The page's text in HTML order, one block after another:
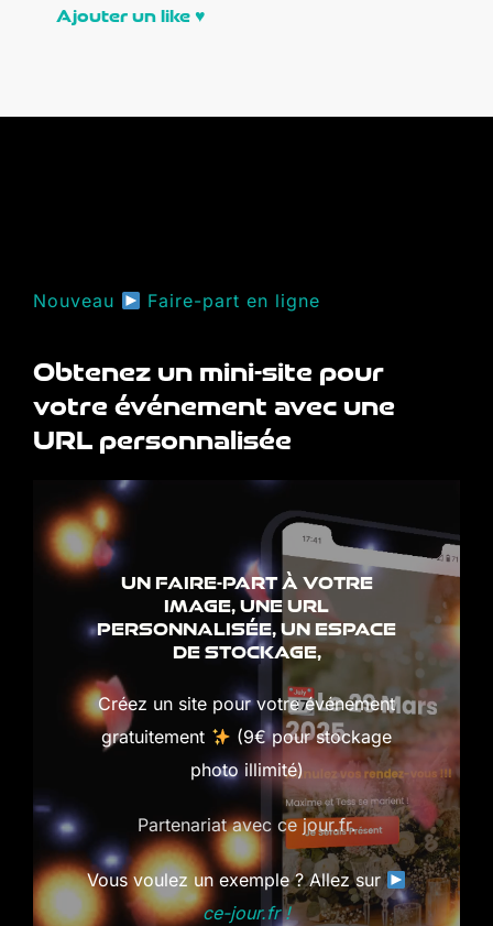
Ajouter un like♥
Nouveau Faire-part en ligne
Obtenez un mini-site pour
votre événement avec une
URL personnalisée
UN FAIRE-PART À VOTRE
IMAGE, UNE URL
PERSONNALISÉE, UN ESPACE
DE STOCKAGE,
Créez un site pour votre événement
gratuitement
(9€ pour stockage
photo illimité)
Partenariat avec ce jour.fr.
Vous voulez un exemple ? Allez sur
ce-jour.fr !